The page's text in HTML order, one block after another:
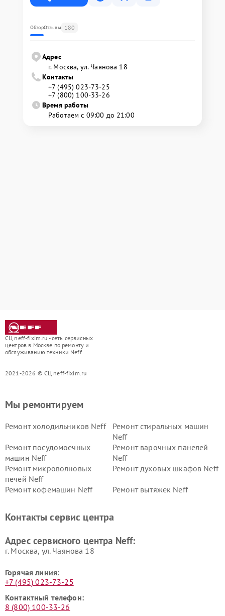
ОбзорОтзывы 180
Адрес
г. Москва, ул. Чаянова 18
Контакты
+7 (495) 023-73-25
+7 (800) 100-33-26
Время работы
Работаем с 09:00 до 21:00
СЦ neff-fixim.ru - сеть сервисных
центров в Москве по ремонту и
обслуживанию техники Neff
2021-2026 © СЦ neff-fixim.ru
Мы ремонтируем
Ремонт холодильников Neff
Ремонт стиральных машин
Neff
Ремонт посудомоечных
машин Neff
Ремонт варочных панелей
Neff
Ремонт микроволновых
печей Neff
Ремонт духовых шкафов Neff
Ремонт кофемашин Neff Ремонт вытяжек Neff
Контакты сервис центра
Адрес сервисного центра Neff:
г. Москва, ул. Чаянова 18
Горячая линия:
+7 (495) 023-73-25
Контактный телефон:
8 (800) 100-33-26